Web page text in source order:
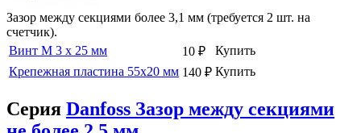
Зазор между секциями более 3,1 мм (требуется 2 шт. на
счетчик).
Винт М 3 х 25 мм
10 ₽
Купить
Крепежная пластина 55х20 мм 140 ₽ Купить
Серия Danfoss Зазор между секциями